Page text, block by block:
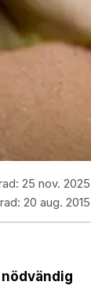
25 nov. 2025
20 aug. 2015